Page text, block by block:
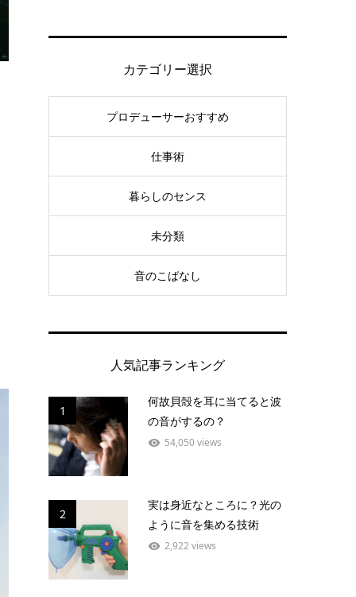
カテゴリー選択
プロデューサーおすすめ
仕事術
暮らしのセンス
未分類
音のこばなし
人気記事ランキング
1
何故貝殻を耳に当てると波
の音がするの？
54,050 views
2
実は身近なところに？光の
ように音を集める技術
2,922 views